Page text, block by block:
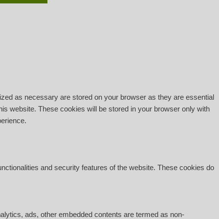
as necessary are stored on your browser as they are essential
website. These cookies will be stored in your browser only with
and security features of the website. These cookies do
ads, other embedded contents are termed as non-